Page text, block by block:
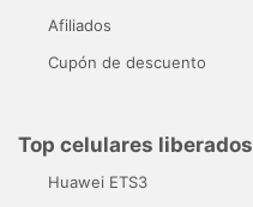
Afiliados
Cupón de descuento
Top celulares liberados
Huawei ETS3